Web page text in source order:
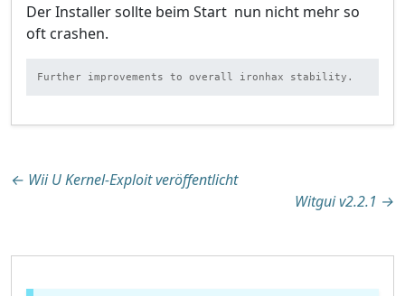
Der Installer sollte beim Start nun nicht mehr so
oft crashen.
Further improvements to overall ironhax stability.
Beitragsnavigation
← Wii U Kernel-Exploit veröffentlicht
Witgui v2.2.1 →